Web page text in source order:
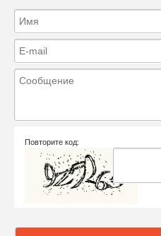
Повторите код: